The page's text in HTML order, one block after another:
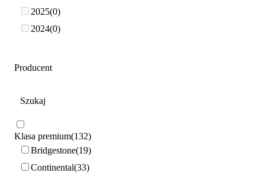
2025 0
2024 0
Producent
Klasa premium 132
Bridgestone 19
Continental 33